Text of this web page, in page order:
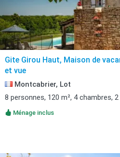
Gite Girou Haut, Maison de
et vue
Montcabrier, Lot
8 personnes, 120 m², 4 chambres,
Ménage inclus